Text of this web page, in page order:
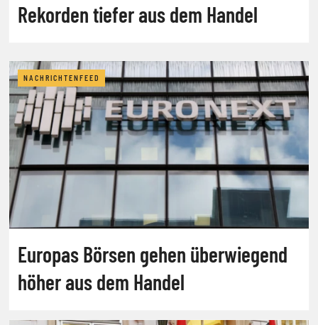
Rekorden tiefer aus dem Handel
NACHRICHTENFEED
Europas Börsen gehen überwiegend
höher aus dem Handel